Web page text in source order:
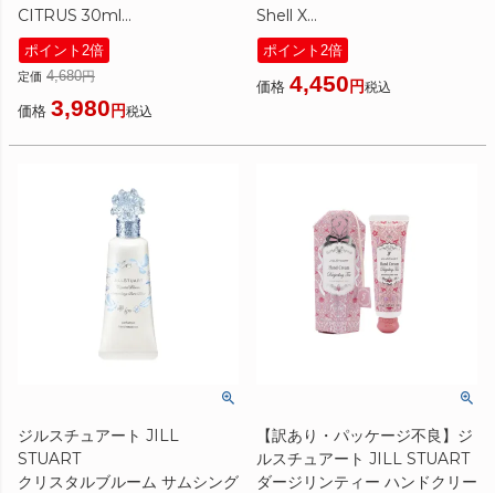
CITRUS 30ml
[ ハンドクリーム ]
ポイント2倍
定価 4,680
価格 3,980 税込
Shell X
[ ハンドクリーム ] ☆再入荷
ポイント2倍
価格 4,450 税込
ジルスチュアート JILL
STUART
クリスタルブルーム サムシング
【訳あり・パッケージ不良】ジ
ルスチュアート JILL STUART
ダージリンティー ハンドクリー